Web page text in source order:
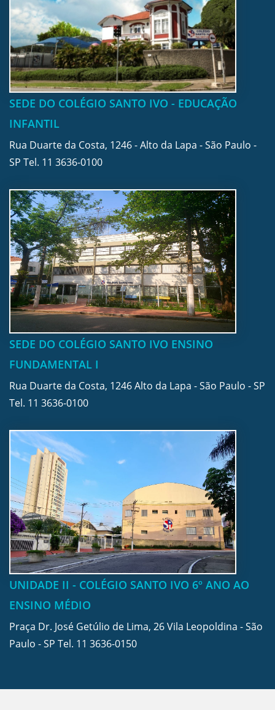
SEDE DO COLÉGIO SANTO IVO - EDUCAÇÃO
INFANTIL
Rua Duarte da Costa, 1246 - Alto da Lapa - São Paulo -
SP Tel. 11 3636-0100
SEDE DO COLÉGIO SANTO IVO ENSINO
FUNDAMENTAL I
Rua Duarte da Costa, 1246 Alto da Lapa - São Paulo - SP
Tel. 11 3636-0100
UNIDADE II - COLÉGIO SANTO IVO 6º ANO AO
ENSINO MÉDIO
Praça Dr. José Getúlio de Lima, 26 Vila Leopoldina - São
Paulo - SP Tel. 11 3636-0150